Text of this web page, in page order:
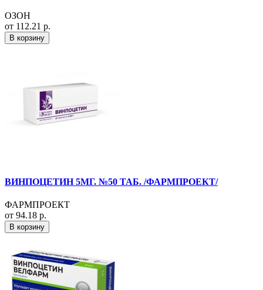
ОЗОН
от 112.21 р.
В корзину
ВИНПОЦЕТИН 5МГ. №50 ТАБ. /ФАРМПРОЕКТ/
ФАРМПРОЕКТ
от 94.18 р.
В корзину